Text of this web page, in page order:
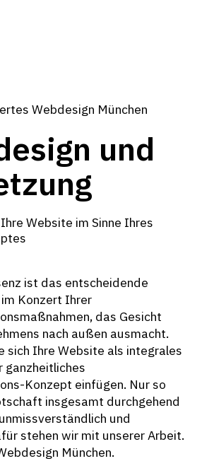
Webdesign München
und
Website im Sinne Ihres
ist das entscheidende
Konzert Ihrer
das Gesicht
nach außen ausmacht.
sich Ihre Website als integrales
ganzheitliches
Konzept einfügen. Nur so
insgesamt durchgehend
und
stehen wir mit unserer Arbeit.
München.